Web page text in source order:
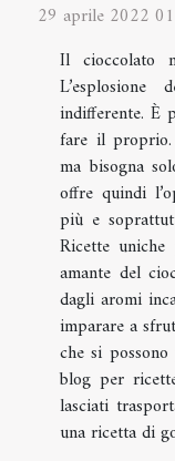
29 aprile 2022
Il cioccolato
indifferente. È
fare il proprio.
ma bisogna
offre quindi
più e
Ricette
amante del
dagli aromi
imparare a
che si
blog per
lasciati
una ricetta di